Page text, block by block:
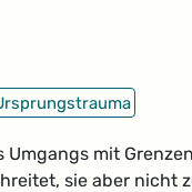
mit
sie aber nicht